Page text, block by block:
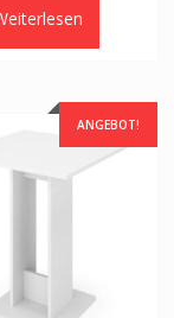
CHF 122.00
ANGEBOT!